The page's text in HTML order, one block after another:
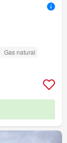
Gas natural